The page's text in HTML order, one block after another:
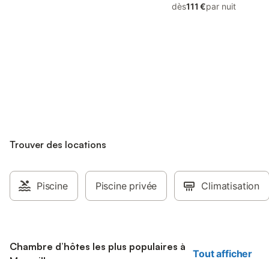
dès111 €par nuit
Trouver des locations
Piscine Piscine privée Climatisation
Chambre d’hôtes les plus populaires à
Tout afficher